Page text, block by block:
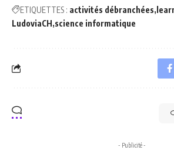
ETIQUETTES : activités débranchées
LudoviaCH science informatique
- Publicité -